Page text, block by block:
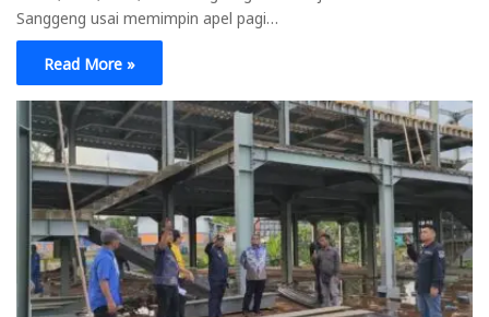
Sanggeng usai memimpin apel pagi…
Read More »